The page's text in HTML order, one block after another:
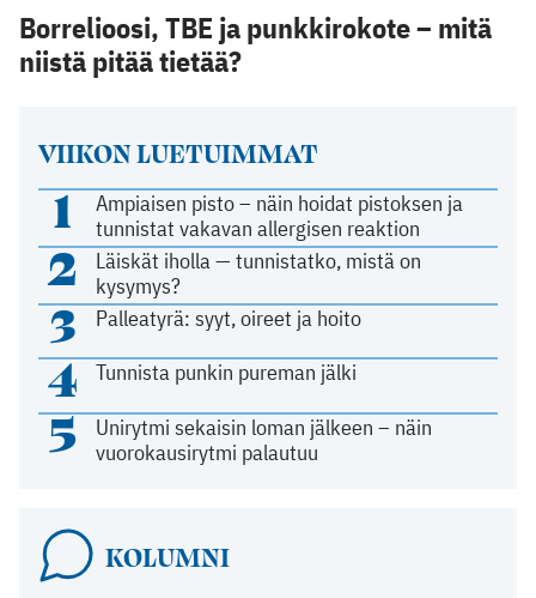
VIIKON LUETUIMMAT
1
Ampiaisen pisto – näin hoidat pistoksen ja
tunnistat vakavan allergisen reaktion
2
Läiskät iholla — tunnistatko, mistä on
kysymys?
3 Palleatyrä: syyt, oireet ja hoito
4 Tunnista punkin pureman jälki
5
Unirytmi sekaisin loman jälkeen – näin
vuorokausirytmi palautuu
KOLUMNI
Borrelioosi, TBE ja punkkirokote – mitä
niistä pitää tietää?